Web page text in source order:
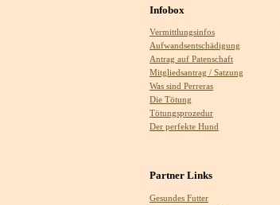
Infobox
Vermittlungsinfos
Aufwandsentschädigung
Antrag auf Patenschaft
Mitgliedsantrag / Satzung
Was sind Perreras
Die Tötung
Tötungsprozedur
Der perfekte Hund
Partner Links
Gesundes Futter